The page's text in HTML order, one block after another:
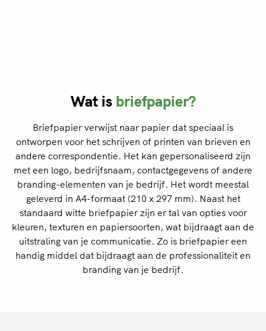
Wat is briefpapier?
Briefpapier verwijst naar papier dat speciaal is
ontworpen voor het schrijven of printen van brieven en
andere correspondentie. Het kan gepersonaliseerd zijn
met een logo, bedrijfsnaam, contactgegevens of andere
branding-elementen van je bedrijf. Het wordt meestal
geleverd in A4-formaat (210 x 297 mm). Naast het
standaard witte briefpapier zijn er tal van opties voor
kleuren, texturen en papiersoorten, wat bijdraagt aan de
uitstraling van je communicatie. Zo is briefpapier een
handig middel dat bijdraagt aan de professionaliteit en
branding van je bedrijf.